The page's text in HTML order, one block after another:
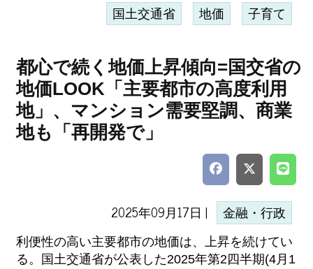
国土交通省 地価 子育て
都心で続く地価上昇傾向=国交省の
地価LOOK「主要都市の高度利用
地」、マンション需要堅調、商業
地も「再開発で」
2025年09月17日 | 金融・行政
利便性の高い主要都市の地価は、上昇を続けてい
る。国土交通省が公表した2025年第2四半期(4月1